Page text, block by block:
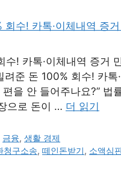
! 카톡·이체내역 증거
준 돈 100% 회수! 카
을 안 들어주나요?”
으로 돈이 … 더 읽기
금융,생활 경제
청구소송,떼인돈받기, 소액심